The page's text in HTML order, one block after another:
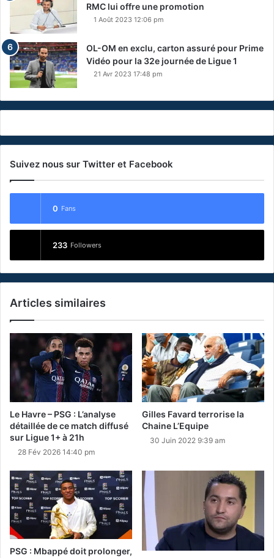
RMC lui offre une promotion
1 Août 2023 12:06 pm
OL-OM en exclu, carton assuré pour Prime
Vidéo pour la 32e journée de Ligue 1
21 Avr 2023 17:48 pm
Suivez nous sur Twitter et Facebook
0 Fans
233 Followers
Articles similaires
Le Havre – PSG : L’analyse
détaillée de ce match diffusé
sur Ligue 1+ à 21h
28 Fév 2026 14:40 pm
Gilles Favard terrorise la
Chaine L’Equipe
30 Juin 2022 9:39 am
PSG : Mbappé doit prolonger,